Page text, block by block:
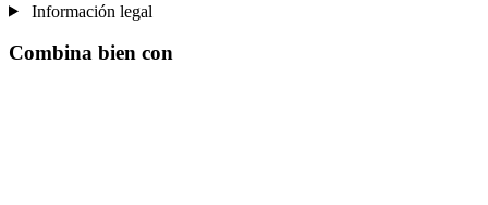
Información legal
Combina bien con